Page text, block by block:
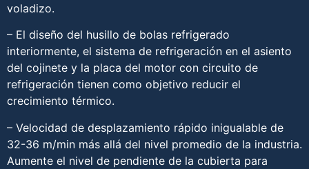
voladizo.
– El diseño del husillo de bolas refrigerado
interiormente, el sistema de refrigeración en el asiento
del cojinete y la placa del motor con circuito de
refrigeración tienen como objetivo reducir el
crecimiento térmico.
– Velocidad de desplazamiento rápido inigualable de
32-36 m/min más allá del nivel promedio de la industria.
Aumente el nivel de pendiente de la cubierta para